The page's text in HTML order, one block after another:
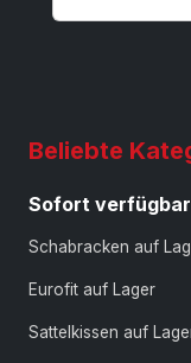
Beliebte
Sofort verfügbar
Schabracken auf
Eurofit auf Lager
Sattelkissen auf